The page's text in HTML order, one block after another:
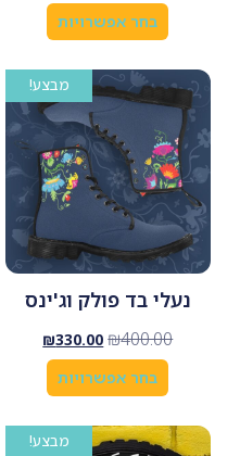
בחר אפשרויות
מבצע!
נעלי בד פולק וג'ינס
₪400.00
₪330.00
בחר אפשרויות
מבצע!